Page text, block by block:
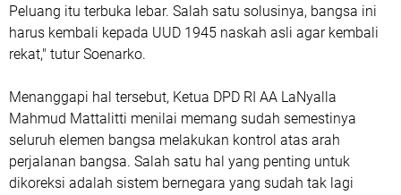
Peluang itu terbuka lebar. Salah satu solusinya, bangsa ini
harus kembali kepada UUD 1945 naskah asli agar kembali
rekat," tutur Soenarko.
Menanggapi hal tersebut, Ketua DPD RI AA LaNyalla
Mahmud Mattalitti menilai memang sudah semestinya
seluruh elemen bangsa melakukan kontrol atas arah
perjalanan bangsa. Salah satu hal yang penting untuk
dikoreksi adalah sistem bernegara yang sudah tak lagi